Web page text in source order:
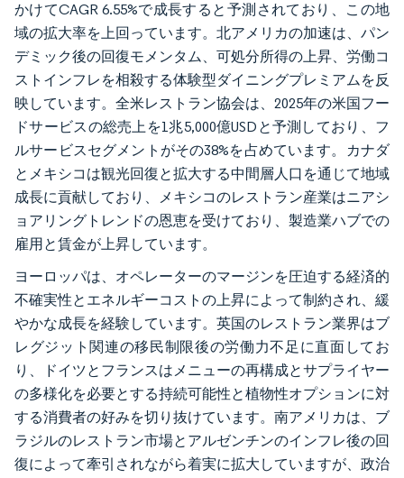
かけてCAGR 6.55%で成長すると予測されており、この地
域の拡大率を上回っています。北アメリカの加速は、パン
デミック後の回復モメンタム、可処分所得の上昇、労働コ
ストインフレを相殺する体験型ダイニングプレミアムを反
映しています。全米レストラン協会は、2025年の米国フー
ドサービスの総売上を1兆5,000億USDと予測しており、フ
ルサービスセグメントがその38%を占めています。カナダ
とメキシコは観光回復と拡大する中間層人口を通じて地域
成長に貢献しており、メキシコのレストラン産業はニアシ
ョアリングトレンドの恩恵を受けており、製造業ハブでの
雇用と賃金が上昇しています。
ヨーロッパは、オペレーターのマージンを圧迫する経済的
不確実性とエネルギーコストの上昇によって制約され、緩
やかな成長を経験しています。英国のレストラン業界はブ
レグジット関連の移民制限後の労働力不足に直面してお
り、ドイツとフランスはメニューの再構成とサプライヤー
の多様化を必要とする持続可能性と植物性オプションに対
する消費者の好みを切り抜けています。南アメリカは、ブ
ラジルのレストラン市場とアルゼンチンのインフレ後の回
復によって牽引されながら着実に拡大していますが、政治